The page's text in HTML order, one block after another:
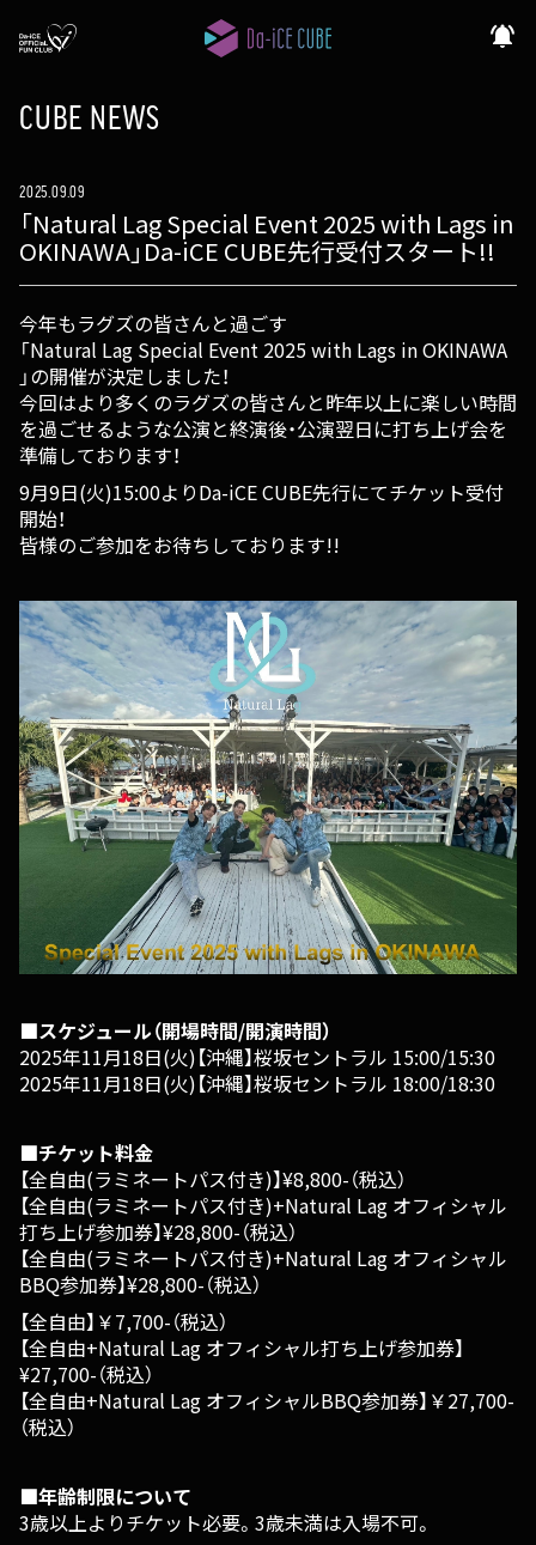
notifications_active
CUBE NEWS
2025.09.09
「Natural Lag Special Event 2025 with Lags in
OKINAWA」Da-iCE CUBE先行受付スタート!!
今年もラグズの皆さんと過ごす
「Natural Lag Special Event 2025 with Lags in OKINAWA
」の開催が決定しました！
今回はより多くのラグズの皆さんと昨年以上に楽しい時間
を過ごせるような公演と終演後・公演翌日に打ち上げ会を
準備しております！
9月9日(火)15:00よりDa-iCE CUBE先行にてチケット受付
開始！
皆様のご参加をお待ちしております!!
■スケジュール（開場時間/開演時間）
2025年11月18日(火)【沖縄】桜坂セントラル 15:00/15:30
2025年11月18日(火)【沖縄】桜坂セントラル 18:00/18:30
■チケット料金
【全自由(ラミネートパス付き)】¥8,800-（税込）
【全自由(ラミネートパス付き)+Natural Lag オフィシャル
打ち上げ参加券】¥28,800-（税込）
【全自由(ラミネートパス付き)+Natural Lag オフィシャル
BBQ参加券】¥28,800-（税込）
【全自由】￥7,700-（税込）
【全自由+Natural Lag オフィシャル打ち上げ参加券】
¥27,700-（税込）
【全自由+Natural Lag オフィシャルBBQ参加券】￥27,700-
（税込）
■年齢制限について
3歳以上よりチケット必要。3歳未満は入場不可。